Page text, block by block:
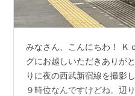
みなさん、こんにちわ！ Ｋ
グにお越しいただきありが
りに夜の西武新宿線を撮影
９時位なんですけどね。辺